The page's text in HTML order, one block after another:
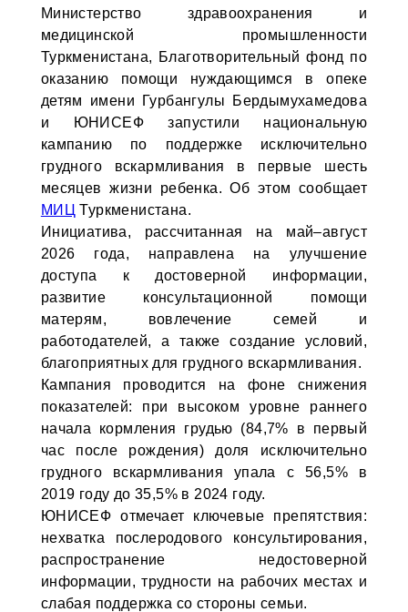
Министерство здравоохранения и
медицинской промышленности
Туркменистана, Благотворительный фонд по
оказанию помощи нуждающимся в опеке
детям имени Гурбангулы Бердымухамедова
и ЮНИСЕФ запустили национальную
кампанию по поддержке исключительно
грудного вскармливания в первые шесть
месяцев жизни ребенка. Об этом сообщает
МИЦ Туркменистана.
Инициатива, рассчитанная на май–август
2026 года, направлена на улучшение
доступа к достоверной информации,
развитие консультационной помощи
матерям, вовлечение семей и
работодателей, а также создание условий,
благоприятных для грудного вскармливания.
Кампания проводится на фоне снижения
показателей: при высоком уровне раннего
начала кормления грудью (84,7% в первый
час после рождения) доля исключительно
грудного вскармливания упала с 56,5% в
2019 году до 35,5% в 2024 году.
ЮНИСЕФ отмечает ключевые препятствия:
нехватка послеродового консультирования,
распространение недостоверной
информации, трудности на рабочих местах и
слабая поддержка со стороны семьи.